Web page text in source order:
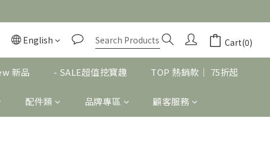
English Cart(0)
新品 - SALE超值挖寶趣 TOP 熱銷款｜ 75折起
配件類 品牌專區 顧客服務
BUY NOW